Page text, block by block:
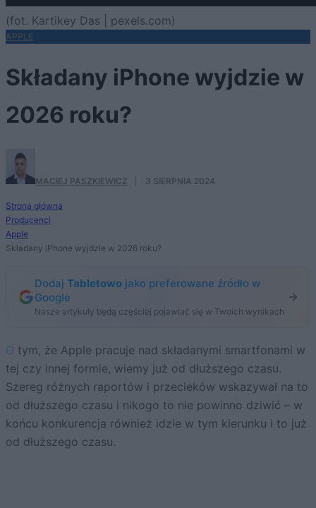
(fot. Kartikey Das | pexels.com)
APPLE
Składany iPhone wyjdzie w
2026 roku?
MACIEJ PASZKIEWICZ 3 SIERPNIA 2024
Strona główna
Producenci
Apple
Składany iPhone wyjdzie w 2026 roku?
Dodaj Tabletowo jako preferowane źródło w
Google
Nasze artykuły będą częściej pojawiać się w Twoich wynikach
O tym, że Apple pracuje nad składanymi smartfonami w
tej czy innej formie, wiemy już od dłuższego czasu.
Szereg różnych raportów i przecieków wskazywał na to
od dłuższego czasu i nikogo to nie powinno dziwić – w
końcu konkurencja również idzie w tym kierunku i to już
od dłuższego czasu.